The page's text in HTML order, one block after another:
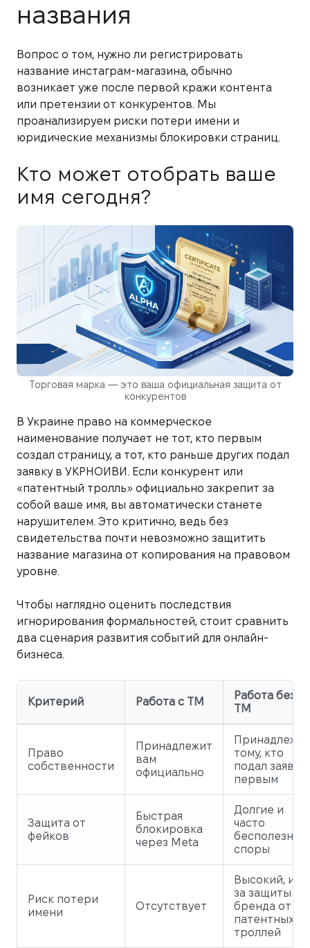
названия
Вопрос о том, нужно ли регистрировать
название инстаграм-магазина, обычно
возникает уже после первой кражи контента
или претензии от конкурентов. Мы
проанализируем риски потери имени и
юридические механизмы блокировки страниц.
Кто может отобрать ваше
имя сегодня?
Торговая марка — это ваша официальная защита от
конкурентов
В Украине право на коммерческое
наименование получает не тот, кто первым
создал страницу, а тот, кто раньше других подал
заявку в УКРНОИВИ. Если конкурент или
«патентный тролль» официально закрепит за
собой ваше имя, вы автоматически станете
нарушителем. Это критично, ведь без
свидетельства почти невозможно защитить
название магазина от копирования на правовом
уровне.
Чтобы наглядно оценить последствия
игнорирования формальностей, стоит сравнить
два сценария развития событий для онлайн-
бизнеса.
Критерий Работа с ТМ
Работа без
ТМ
Право
собственности
Принадлежит
вам
официально
Принадлежит
тому, кто
подал заявку
первым
Защита от
фейков
Быстрая
блокировка
через Meta
Долгие и
часто
бесполезные
споры
Риск потери
имени
Отсутствует
Высокий, из-
за защиты
бренда от
патентных
троллей